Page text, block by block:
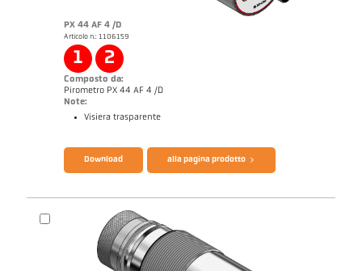
PX 44 AF 4 /D
Articolo n.: 1106159
1 2
Composto da:
Pirometro PX 44 AF 4 /D
Note:
Visiera trasparente
Catalogo CellaTemp PX
Download alla pagina prodotto